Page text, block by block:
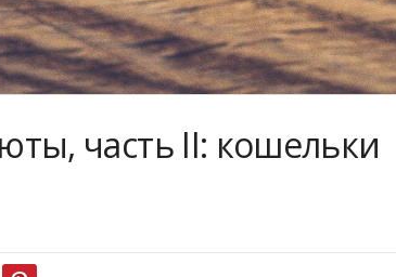
часть II: кошельки